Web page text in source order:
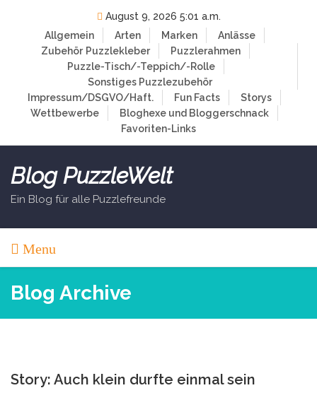
August 9, 2026 5:01 a.m.
Allgemein
Arten Marken
Anlässe
Zubehör Puzzlekleber
Puzzlerahmen
Puzzle-Tisch/-Teppich/-Rolle
Sonstiges Puzzlezubehör
Impressum/DSGVO/Haft.
Fun Facts
Storys
Wettbewerbe
Bloghexe und Bloggerschnack
Favoriten-Links
Blog PuzzleWelt
Ein Blog für alle Puzzlefreunde
Menu
Blog Archive
Story: Auch klein durfte einmal sein